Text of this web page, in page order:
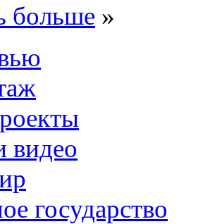
больше »
видео
государство